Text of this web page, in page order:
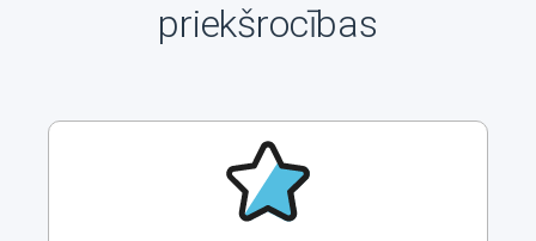
priekšrocības